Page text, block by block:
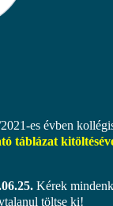
es évben
táblázat
Kérek
töltse ki!